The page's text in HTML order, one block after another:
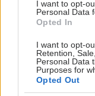
I want to opt-
Personal Data
Opted In
I want to opt-
Retention,
Personal Data
Purposes for
Opted Out